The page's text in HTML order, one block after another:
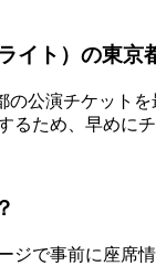
イト）の東京
の公演チケット
るため、早めに
ジで事前に座席